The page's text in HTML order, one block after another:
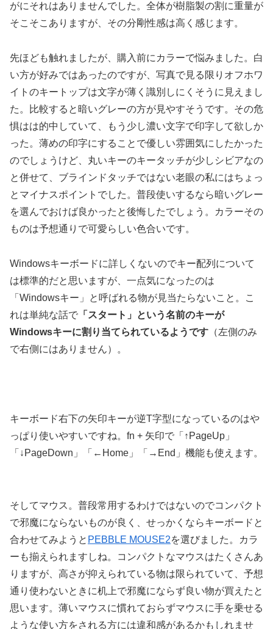
がにそれはありませんでした。全体が樹脂製の割に重量が
そこそこありますが、その分剛性感は高く感じます。
先ほども触れましたが、購入前にカラーで悩みました。白
い方が好みではあったのですが、写真で見る限りオフホワ
イトのキートップは文字が薄く識別しにくそうに見えまし
た。比較すると暗いグレーの方が見やすそうです。その危
惧はは的中していて、もう少し濃い文字で印字して欲しか
った。薄めの印字にすることで優しい雰囲気にしたかった
のでしょうけど、丸いキーのキータッチが少しシビアなの
と併せて、ブラインドタッチではない老眼の私にはちょっ
とマイナスポイントでした。普段使いするなら暗いグレー
を選んでおけば良かったと後悔したでしょう。カラーその
ものは予想通りで可愛らしい色合いです。
Windowsキーボードに詳しくないのでキー配列について
は標準的だと思いますが、一点気になったのは
「Windowsキー」と呼ばれる物が見当たらないこと。こ
れは単純な話で 「スタート」という名前のキーが
Windowsキーに割り当てられているようです （左側のみ
で右側にはありません）。
キーボード右下の矢印キーが逆T字型になっているのはや
っぱり使いやすいですね。fn + 矢印で「↑PageUp」
「↓PageDown」「←Home」「→End」機能も使えます。
そしてマウス。普段常用するわけではないのでコンパクト
で邪魔にならないものが良く、せっかくならキーボードと
合わせてみようと PEBBLE MOUSE2を選びました。カラ
ーも揃えられますしね。コンパクトなマウスはたくさんあ
りますが、高さが抑えられている物は限られていて、予想
通り使わないときに机上で邪魔にならず良い物が買えたと
思います。薄いマウスに慣れておらずマウスに手を乗せる
ような使い方をされる方には違和感があるかもしれませ